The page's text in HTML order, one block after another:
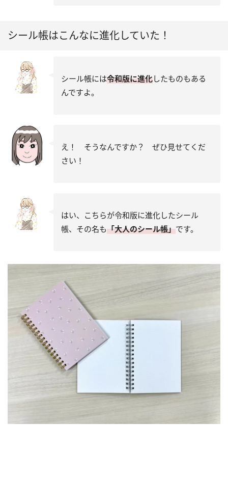
シール帳はこんなに進化していた！
シール帳には令和版に進化したものもある
んですよ。
え！ そうなんですか？ ぜひ見せてくだ
さい！
はい、こちらが令和版に進化したシール
帳、その名も「大人のシール帳」です。